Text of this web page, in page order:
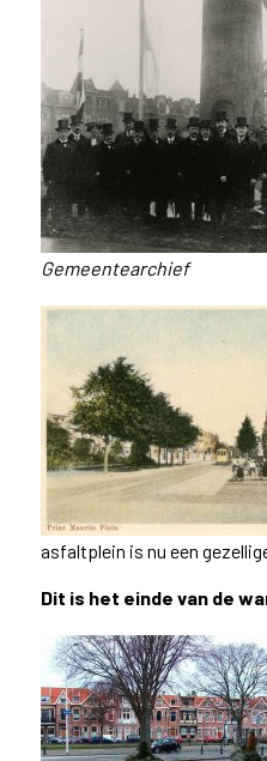
Gemeentearchief
asfaltplein is nu een
Dit is het einde van de